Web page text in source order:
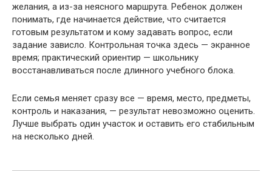
желания, а из-за неясного маршрута. Ребенок должен
понимать, где начинается действие, что считается
готовым результатом и кому задавать вопрос, если
задание зависло. Контрольная точка здесь — экранное
время; практический ориентир — школьнику
восстанавливаться после длинного учебного блока.
Если семья меняет сразу все — время, место, предметы,
контроль и наказания, — результат невозможно оценить.
Лучше выбрать один участок и оставить его стабильным
на несколько дней.